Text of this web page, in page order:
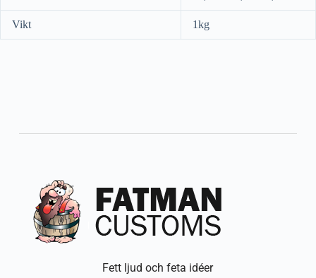
Vikt 1kg
Fett ljud och feta idéer